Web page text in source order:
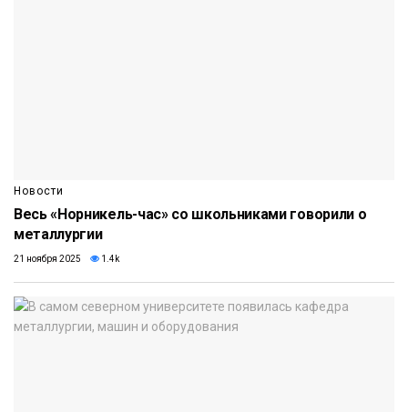
Новости
Весь «Норникель-час» со школьниками говорили о
металлургии
21 ноября 2025 1.4k